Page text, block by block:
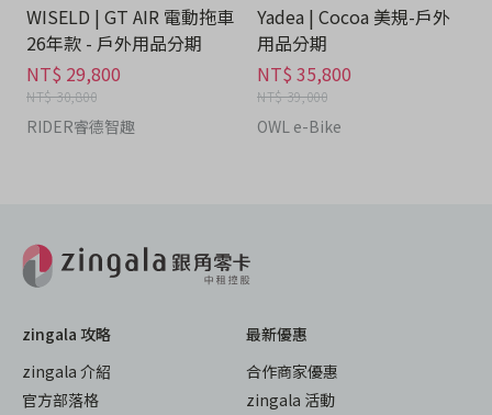
WISELD | GT AIR 電動拖車
26年款 - 戶外用品分期
NT$ 29,800
NT$ 30,800
RIDER睿德智趣
Yadea | Cocoa 美規-戶外
用品分期
NT$ 35,800
NT$ 39,000
OWL e-Bike
zingala 攻略
zingala 介紹
官方部落格
最新優惠
合作商家優惠
zingala 活動